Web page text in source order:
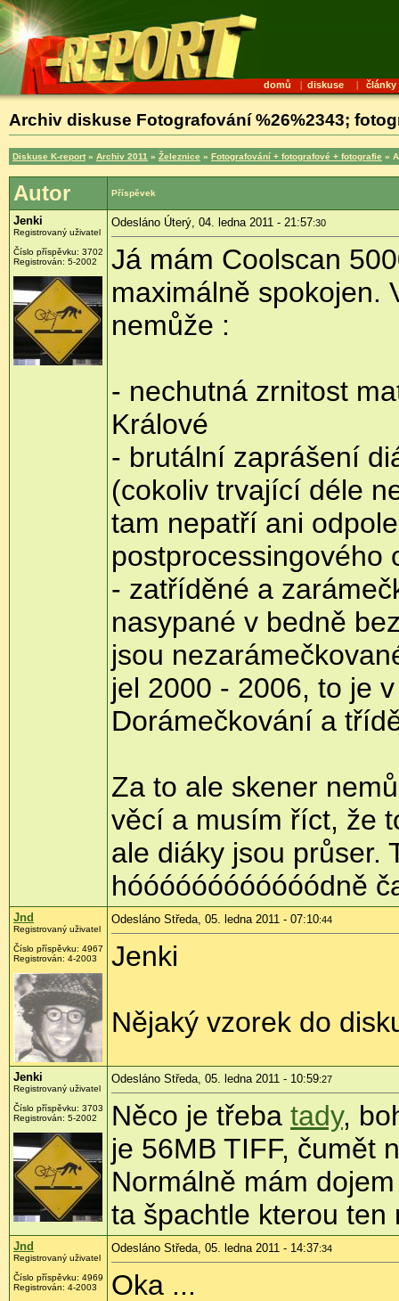
domů | diskuse | články
Archiv diskuse Fotografování %26%2343;
Diskuse K-report » Archiv 2011 » Železnice » Fotografování + fotografové + fotografie »
Autor Příspěvek
Jenki
Registrovaný uživatel
Číslo příspěvku: 3702
Registrován: 5-2002
Odesláno Úterý, 04. ledna 2011 - 21:57:30
Já mám Coolscan
maximálně spokojen.
nemůže :
- nechutná zrnitost
Králové
- brutální zaprášení
(cokoliv trvající déle
tam nepatří ani
postprocessingového
- zatříděné a
nasypané v bedně
jsou
jel 2000 - 2006, to je
Dorámečkování a
Za to ale skener
věcí a musím říct, že
ale diáky jsou průser.
hóóóóóóóóóóóódně
Jnd
Registrovaný uživatel
Číslo příspěvku: 4967
Registrován: 4-2003
Odesláno Středa, 05. ledna 2011 - 07:10:44
Jenki
Nějaký vzorek do
Jenki
Registrovaný uživatel
Číslo příspěvku: 3703
Registrován: 5-2002
Odesláno Středa, 05. ledna 2011 - 10:59:27
Něco je třeba tady,
je 56MB TIFF, čumět
Normálně mám
ta špachtle kterou
Jnd
Registrovaný uživatel
Číslo příspěvku: 4969
Registrován: 4-2003
Odesláno Středa, 05. ledna 2011 - 14:37:34
Oka ...